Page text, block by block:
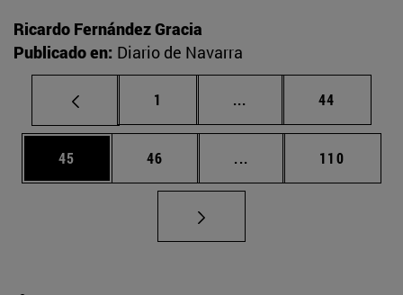
Ricardo Fernández Gracia
Publicado en: Diario de Navarra
Página
1 ... Páginas intermedias
Página
44
Página
45 Página
46 ... Páginas intermedias
Página
110